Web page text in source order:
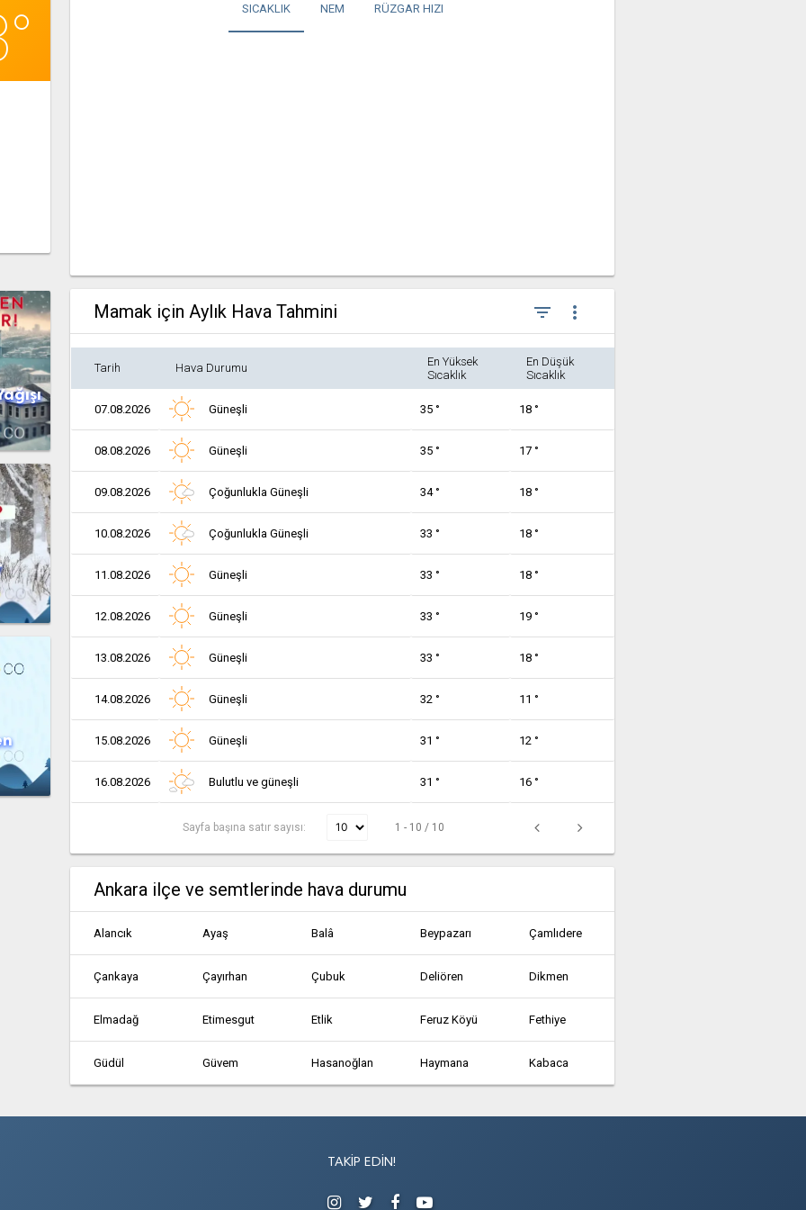
SICAKLIK NEM RÜZGAR HIZI
Mamak için Aylık Hava Tahmini filter_list more_vert
Tarih Hava Durumu
En Yüksek
Sıcaklık
En Düşük
Sıcaklık
07.08.2026 Güneşli 35 ° 18 °
08.08.2026 Güneşli 35 ° 17 °
09.08.2026 Çoğunlukla Güneşli 34 ° 18 °
10.08.2026 Çoğunlukla Güneşli 33 ° 18 °
11.08.2026 Güneşli 33 ° 18 °
12.08.2026 Güneşli 33 ° 19 °
13.08.2026 Güneşli 33 ° 18 °
14.08.2026 Güneşli 32 ° 11 °
15.08.2026 Güneşli 31 ° 12 °
16.08.2026 Bulutlu ve güneşli 31 ° 16 °
Sayfa başına satır sayısı: 1 - 10 / 10
Ankara ilçe ve semtlerinde hava durumu
Alancık Ayaş Balâ Beypazarı Çamlıdere
Çankaya Çayırhan Çubuk Deliören Dikmen
Elmadağ Etimesgut Etlik Feruz Köyü Fethiye
Güdül Güvem Hasanoğlan Haymana Kabaca
Sarıyahşi
TAKIP EDIN!